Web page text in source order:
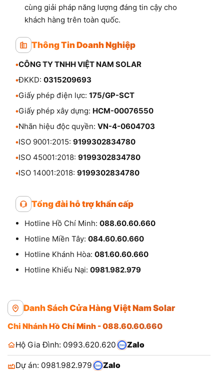
cùng giải pháp năng lượng đáng tin cậy cho
khách hàng trên toàn quốc.
Thông Tin Doanh Nghiệp
•CÔNG TY TNHH VIỆT NAM SOLAR
•ĐKKD: 0315209693
•Giấy phép điện lực: 175/GP-SCT
•Giấy phép xây dựng: HCM-00076550
•Nhãn hiệu độc quyền: VN-4-0604703
•ISO 9001:2015: 9199302834780
•ISO 45001:2018: 9199302834780
•ISO 14001:2018: 9199302834780
Tổng đài hỗ trợ khẩn cấp
Hotline Hồ Chí Minh: 088.60.60.660
Hotline Miền Tây: 084.60.60.660
Hotline Khánh Hòa: 081.60.60.660
Hotline Khiếu Nại: 0981.982.979
Danh Sách Cửa Hàng Việt Nam Solar
Chi Nhánh Hồ Chí Minh - 088.60.60.660
Hộ Gia Đình: 0993.620.620
Zalo
Dự án: 0981.982.979 Zalo